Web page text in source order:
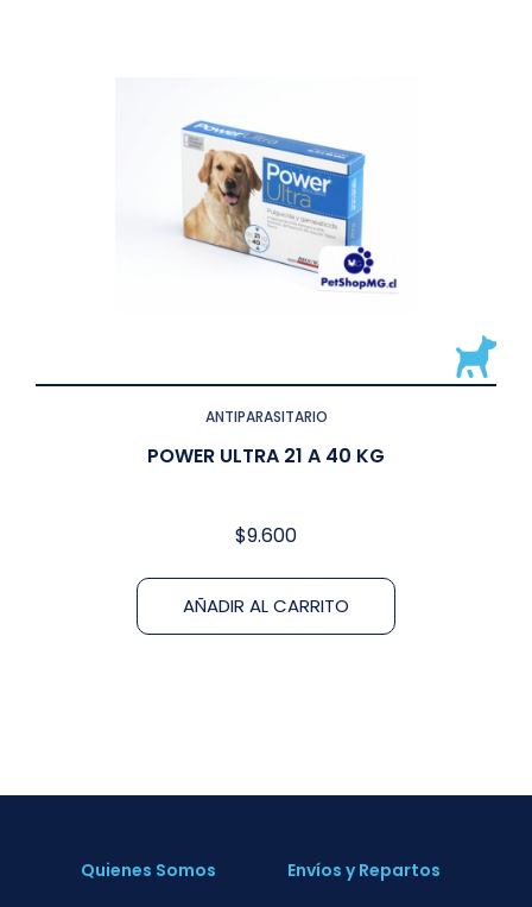
ANTIPARASITARIO
POWER ULTRA 21 A 40 KG
$9.600
AÑADIR AL CARRITO
Quienes Somos Envíos y Repartos